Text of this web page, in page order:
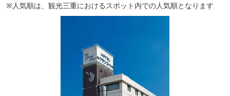
※人気順は、観光三重におけるスポット内での人気順となります